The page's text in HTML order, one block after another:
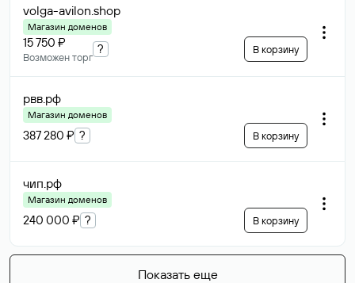
volga-avilon.shop
Магазин доменов
15 750 ₽
Возможен торг
? В корзину
рвв.рф
Магазин доменов
387 280 ₽ ? В корзину
чип.рф
Магазин доменов
240 000 ₽ ? В корзину
Показать еще